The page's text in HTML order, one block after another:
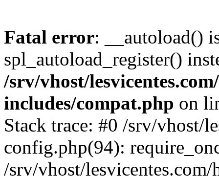
Fatal error: __autoload()
spl_autoload_register()
/srv/vhost/
includes/compat.php on
Stack trace: #0 /srv/vhost/
config.php(94):
/srv/vhost/